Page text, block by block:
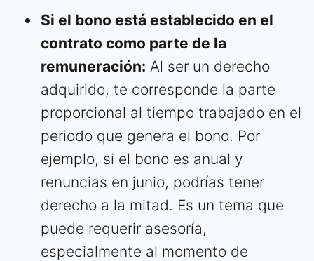
Si el bono está establecido en el
contrato como parte de la
remuneración: Al ser un derecho
adquirido, te corresponde la parte
proporcional al tiempo trabajado en el
periodo que genera el bono. Por
ejemplo, si el bono es anual y
renuncias en junio, podrías tener
derecho a la mitad. Es un tema que
puede requerir asesoría,
especialmente al momento de